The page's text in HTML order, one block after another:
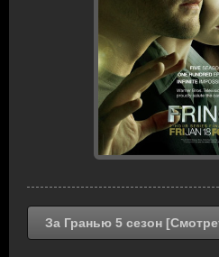
За Гранью 5 сезон